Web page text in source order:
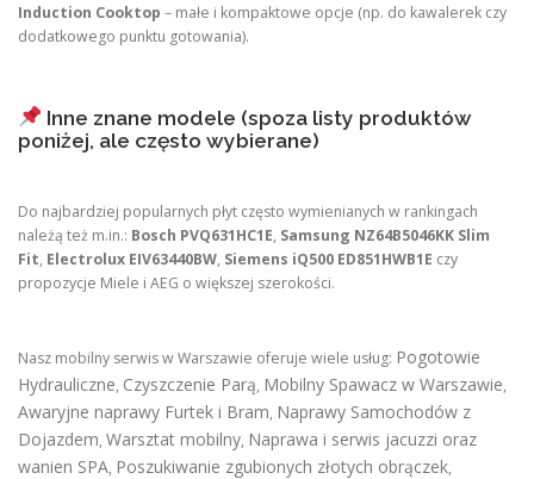
Induction Cooktop – małe i kompaktowe opcje (np. do kawalerek czy
dodatkowego punktu gotowania).
Inne znane modele (spoza listy produktów
poniżej, ale często wybierane)
Do najbardziej popularnych płyt często wymienianych w rankingach
należą też m.in.: Bosch PVQ631HC1E, Samsung NZ64B5046KK Slim
Fit, Electrolux EIV63440BW, Siemens iQ500 ED851HWB1E czy
propozycje Miele i AEG o większej szerokości.
Nasz mobilny serwis w Warszawie oferuje wiele usług: Pogotowie
Hydrauliczne, Czyszczenie Parą, Mobilny Spawacz w Warszawie,
Awaryjne naprawy Furtek i Bram, Naprawy Samochodów z
Dojazdem, Warsztat mobilny, Naprawa i serwis jacuzzi oraz
wanien SPA, Poszukiwanie zgubionych złotych obrączek,